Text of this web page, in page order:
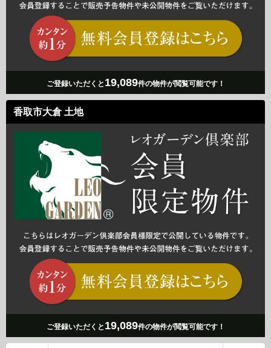
ご登録いただくと 19,089件の物件が閲覧可能です！
香取市大倉 土地
ご登録いただくと 19,089件の物件が閲覧可能です！